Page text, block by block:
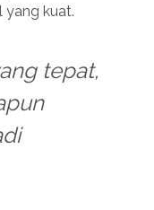
yang kuat.
tepat,